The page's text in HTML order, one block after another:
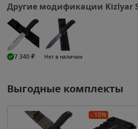
Другие модификации Kizlyar
7 340₽ Нет в наличии
Выгодные комплекты
- 10%